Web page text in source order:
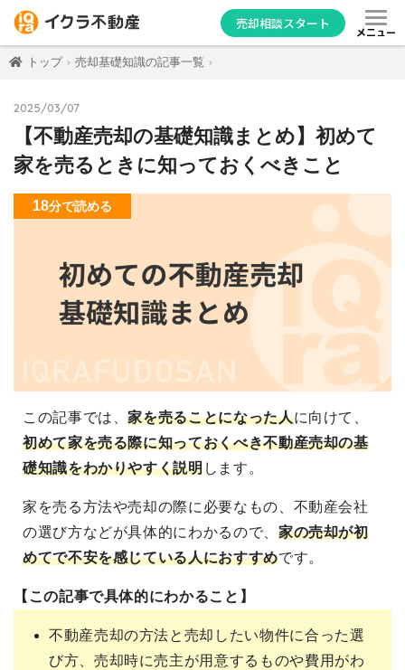
売却相談スタート
メニュー
トップ 売却基礎知識の記事一覧
2025/03/07
【不動産売却の基礎知識まとめ】初めて
家を売るときに知っておくべきこと
18分で読める
この記事では、家を売ることになった人に向けて
初めて家を売る際に知っておくべき不動産売却の基
礎知識をわかりやすく説明します。
家を売る方法や売却の際に必要なもの、不動産会社
の選び方などが具体的にわかるので、 家の売却が初
めてで不安を感じている人におすすめです。
【この記事で具体的にわかること】
不動産売却の方法と売却したい物件に合った選
び方、売却時に売主が用意するものや費用がわ